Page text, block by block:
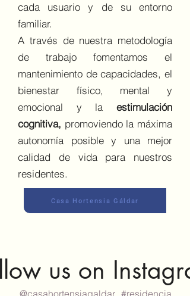
cada usuario y de su entorno
familiar.
A través de nuestra metodología
de trabajo fomentamos el
mantenimiento de capacidades, el
bienestar físico, mental y
emocional y la estimulación
cognitiva, promoviendo la máxima
autonomía posible y una mejor
calidad de vida para nuestros
residentes.
Casa Hortensia Gáldar
us on
#residencia
@casahortensiagaldar